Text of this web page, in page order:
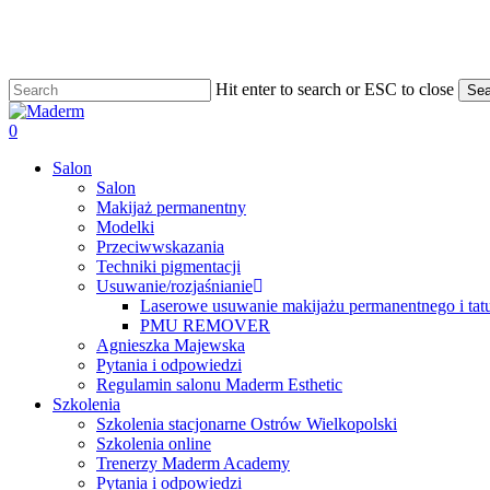
content
Hit enter to search or ESC to close
Close
Search
search
0
Salon
Salon
Makijaż permanentny
Modelki
Przeciwwskazania
Techniki pigmentacji
Usuwanie/rozjaśnianie
Laserowe usuwanie makijażu permanentnego i
PMU REMOVER
Agnieszka Majewska
Pytania i odpowiedzi
Regulamin salonu Maderm Esthetic
Szkolenia
Szkolenia stacjonarne Ostrów Wielkopolski
Szkolenia online
Trenerzy Maderm Academy
Pytania i odpowiedzi